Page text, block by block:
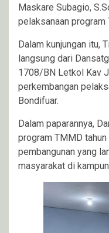
Maskare Subagio,
pelaksanaan
Dalam kunjungan itu,
langsung dari
1708/BN Letkol Kav
perkembangan
Bondifuar.
Dalam paparannya,
program TMMD
pembangunan yang
masyarakat di